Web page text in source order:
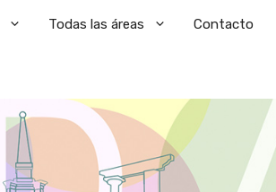
Todas las áreas Contacto